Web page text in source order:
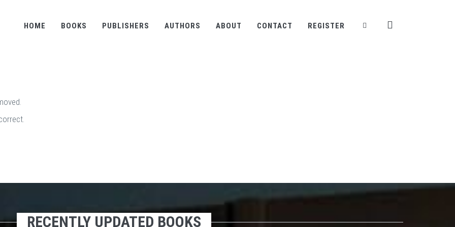
HOME BOOKS PUBLISHERS AUTHORS ABOUT CONTACT REGISTER
RECENTLY UPDATED BOOKS